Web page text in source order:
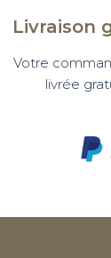
Livraison
Votre
livrée